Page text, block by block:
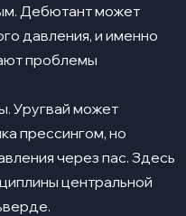
Дебютант может
давления, и именно
проблемы
Уругвай может
прессингом, но
через пас. Здесь
центральной